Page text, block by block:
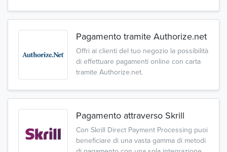
Pagamento tramite Authorize.net
Offri ai clienti del tuo negozio la possibilità
di effettuare pagamenti online con carta
tramite Authorize.net.
Pagamento attraverso Skrill
Con Skrill Direct Payment Processing puoi
beneficiare di una vasta gamma di metodi